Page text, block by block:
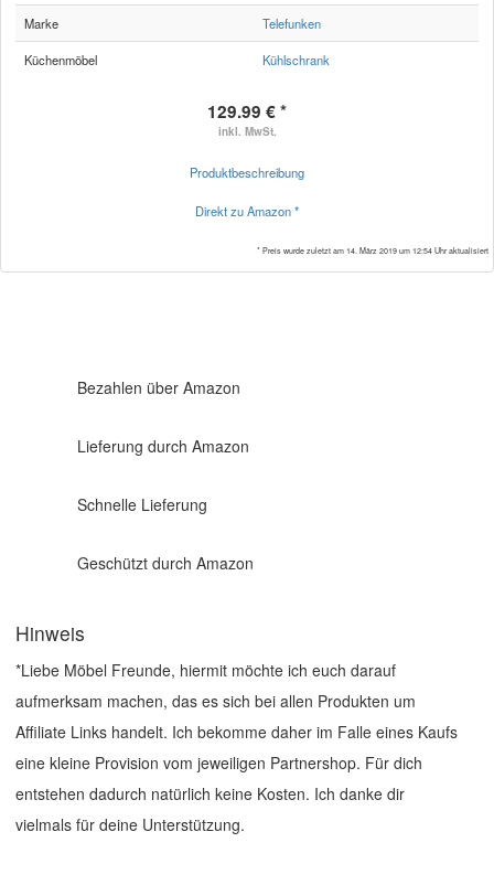
Marke Telefunken
Küchenmöbel Kühlschrank
129.99 € *
inkl. MwSt.
Produktbeschreibung
Direkt zu Amazon *
* Preis wurde zuletzt am 14. März 2019 um 12:54 Uhr aktualisiert
Bezahlen über Amazon
Lieferung durch Amazon
Schnelle Lieferung
Geschützt durch Amazon
Hinweis
*Liebe Möbel Freunde, hiermit möchte ich euch darauf
aufmerksam machen, das es sich bei allen Produkten um
Affiliate Links handelt. Ich bekomme daher im Falle eines Kaufs
eine kleine Provision vom jeweiligen Partnershop. Für dich
entstehen dadurch natürlich keine Kosten. Ich danke dir
vielmals für deine Unterstützung.